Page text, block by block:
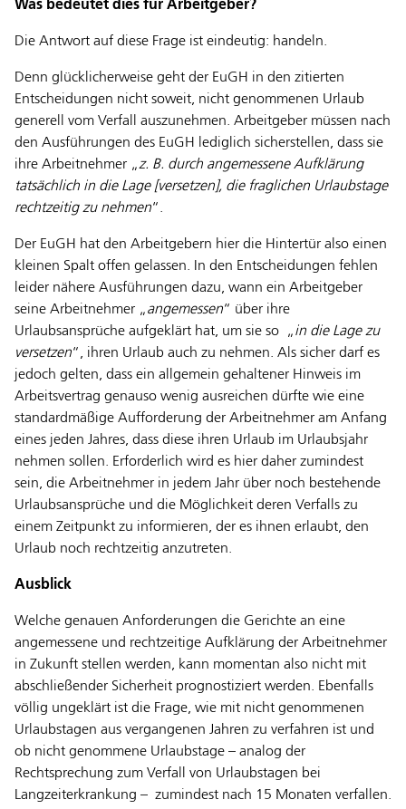
Was bedeutet dies für Arbeitgeber?
Die Antwort auf diese Frage ist eindeutig: handeln.
Denn glücklicherweise geht der EuGH in den zitierten
Entscheidungen nicht soweit, nicht genommenen Urlaub
generell vom Verfall auszunehmen. Arbeitgeber müssen nach
den Ausführungen des EuGH lediglich sicherstellen, dass sie
ihre Arbeitnehmer „z. B. durch angemessene Aufklärung
tatsächlich in die Lage [versetzen], die fraglichen Urlaubstage
rechtzeitig zu nehmen“.
Der EuGH hat den Arbeitgebern hier die Hintertür also einen
kleinen Spalt offen gelassen. In den Entscheidungen fehlen
leider nähere Ausführungen dazu, wann ein Arbeitgeber
seine Arbeitnehmer „angemessen“ über ihre
Urlaubsansprüche aufgeklärt hat, um sie so „in die Lage zu
versetzen“, ihren Urlaub auch zu nehmen. Als sicher darf es
jedoch gelten, dass ein allgemein gehaltener Hinweis im
Arbeitsvertrag genauso wenig ausreichen dürfte wie eine
standardmäßige Aufforderung der Arbeitnehmer am Anfang
eines jeden Jahres, dass diese ihren Urlaub im Urlaubsjahr
nehmen sollen. Erforderlich wird es hier daher zumindest
sein, die Arbeitnehmer in jedem Jahr über noch bestehende
Urlaubsansprüche und die Möglichkeit deren Verfalls zu
einem Zeitpunkt zu informieren, der es ihnen erlaubt, den
Urlaub noch rechtzeitig anzutreten.
Ausblick
Welche genauen Anforderungen die Gerichte an eine
angemessene und rechtzeitige Aufklärung der Arbeitnehmer
in Zukunft stellen werden, kann momentan also nicht mit
abschließender Sicherheit prognostiziert werden. Ebenfalls
völlig ungeklärt ist die Frage, wie mit nicht genommenen
Urlaubstagen aus vergangenen Jahren zu verfahren ist und
ob nicht genommene Urlaubstage – analog der
Rechtsprechung zum Verfall von Urlaubstagen bei
Langzeiterkrankung – zumindest nach 15 Monaten verfallen.